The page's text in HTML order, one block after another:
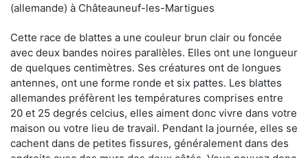
(allemande) à Châteauneuf-les-Martigues
Cette race de blattes a une couleur brun clair ou foncée
avec deux bandes noires parallèles. Elles ont une longueur
de quelques centimètres. Ses créatures ont de longues
antennes, ont une forme ronde et six pattes. Les blattes
allemandes préfèrent les températures comprises entre
20 et 25 degrés celcius, elles aiment donc vivre dans votre
maison ou votre lieu de travail. Pendant la journée, elles se
cachent dans de petites fissures, généralement dans des